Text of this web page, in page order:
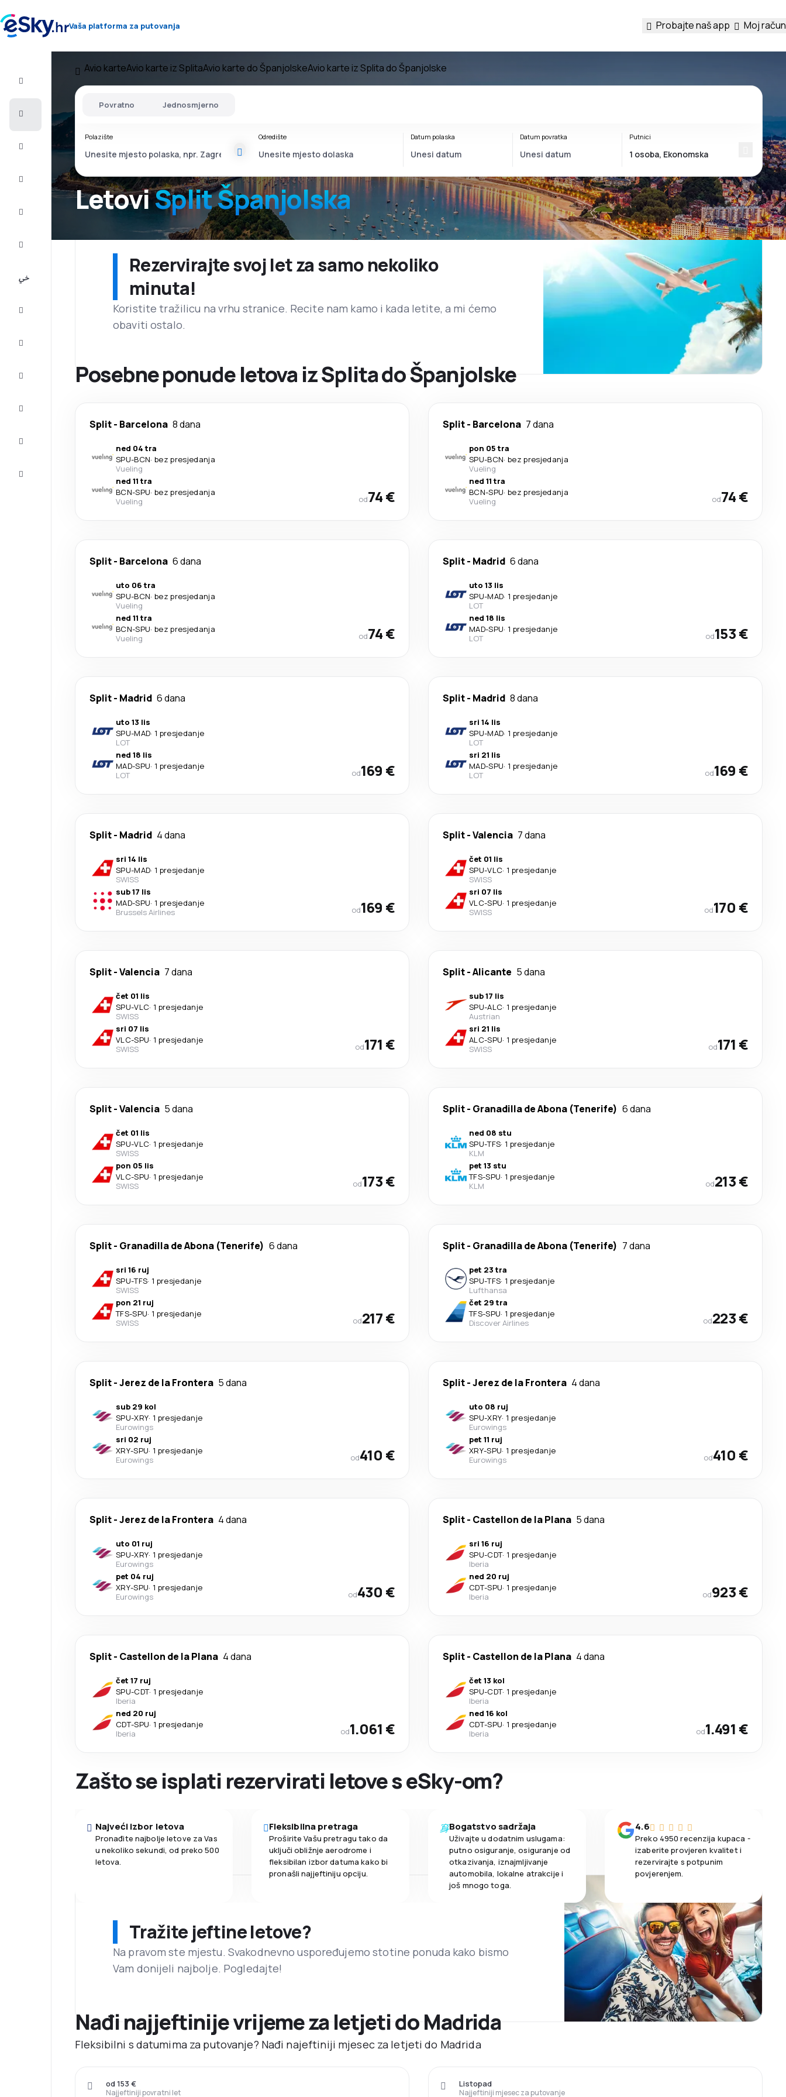
Vaša platforma za putovanja Probajte naš app Moj račun
Ljetovanje
Avio karteAvio karte iz SplitaAvio karte do ŠpanjolskeAvio karte iz Splita do Španjolske
LetoviSplit Španjolska
Povratno Jednosmjerno
Polazište Odredište Datum polaska Datum povratka Putnici
Rezervirajte svoj let za samo nekoliko
minuta!
Koristite tražilicu na vrhu stranice. Recite nam kamo i kada letite, a mi ćemo
obaviti ostalo.
Posebne ponude letova iz Splita do Španjolske
Split- Barcelona 8 dana
ned 04 tra
SPU-BCN· bez presjedanja
Vueling
ned 11 tra
BCN-SPU· bez presjedanja
Vueling
od74 €
Split- Barcelona 7 dana
pon 05 tra
SPU-BCN· bez presjedanja
Vueling
ned 11 tra
BCN-SPU· bez presjedanja
Vueling
od74 €
Split- Barcelona 6 dana
uto 06 tra
SPU-BCN· bez presjedanja
Vueling
ned 11 tra
BCN-SPU· bez presjedanja
Vueling
od74 €
Split- Madrid 6 dana
uto 13 lis
SPU-MAD· 1 presjedanje
LOT
ned 18 lis
MAD-SPU· 1 presjedanje
LOT
od153 €
Split- Madrid 6 dana
uto 13 lis
SPU-MAD· 1 presjedanje
LOT
ned 18 lis
MAD-SPU· 1 presjedanje
LOT
od169 €
Split- Madrid 8 dana
sri 14 lis
SPU-MAD· 1 presjedanje
LOT
sri 21 lis
MAD-SPU· 1 presjedanje
LOT
od169 €
Split- Madrid 4 dana
sri 14 lis
SPU-MAD· 1 presjedanje
SWISS
sub 17 lis
MAD-SPU· 1 presjedanje
Brussels Airlines
od169 €
Split-Valencia 7 dana
čet 01 lis
SPU-VLC· 1 presjedanje
SWISS
sri 07 lis
VLC-SPU· 1 presjedanje
SWISS
od170 €
Split-Valencia 7 dana
čet 01 lis
SPU-VLC· 1 presjedanje
SWISS
sri 07 lis
VLC-SPU· 1 presjedanje
SWISS
od171 €
Split-Alicante 5 dana
sub 17 lis
SPU-ALC· 1 presjedanje
Austrian
sri 21 lis
ALC-SPU· 1 presjedanje
SWISS
od171 €
Split-Valencia 5 dana
čet 01 lis
SPU-VLC· 1 presjedanje
SWISS
pon 05 lis
VLC-SPU· 1 presjedanje
SWISS
od173 €
Split- Granadilla de Abona (Tenerife) 6 dana
ned 08 stu
SPU-TFS· 1 presjedanje
KLM
pet 13 stu
TFS-SPU· 1 presjedanje
KLM
od213 €
Split- Granadilla de Abona (Tenerife) 6 dana
sri 16 ruj
SPU-TFS· 1 presjedanje
SWISS
pon 21 ruj
TFS-SPU· 1 presjedanje
SWISS
od217 €
Split- Granadilla de Abona (Tenerife) 7 dana
pet 23 tra
SPU-TFS· 1 presjedanje
Lufthansa
čet 29 tra
TFS-SPU· 1 presjedanje
Discover Airlines
od223 €
Split-Jerez de la Frontera 5 dana
sub 29 kol
SPU-XRY· 1 presjedanje
Eurowings
sri 02 ruj
XRY-SPU· 1 presjedanje
Eurowings
od410 €
Split-Jerez de la Frontera 4 dana
uto 08 ruj
SPU-XRY· 1 presjedanje
Eurowings
pet 11 ruj
XRY-SPU· 1 presjedanje
Eurowings
od410 €
Split-Jerez de la Frontera 4 dana
uto 01 ruj
SPU-XRY· 1 presjedanje
Eurowings
pet 04 ruj
XRY-SPU· 1 presjedanje
Eurowings
od430 €
Split- Castellon de la Plana 5 dana
sri 16 ruj
SPU-CDT· 1 presjedanje
Iberia
ned 20 ruj
CDT-SPU· 1 presjedanje
Iberia
od923 €
Split- Castellon de la Plana 4 dana
čet 17 ruj
SPU-CDT· 1 presjedanje
Iberia
ned 20 ruj
CDT-SPU· 1 presjedanje
Iberia
od1.061 €
Split- Castellon de la Plana 4 dana
čet 13 kol
SPU-CDT· 1 presjedanje
Iberia
ned 16 kol
CDT-SPU· 1 presjedanje
Iberia
od1.491 €
Zašto se isplati rezervirati letove s eSky-om?
Najveći izbor letova
Pronađite najbolje letove za Vas
u nekoliko sekundi, od preko 500
letova.
Fleksibilna pretraga
Proširite Vašu pretragu tako da
uključi obližnje aerodrome i
fleksibilan izbor datuma kako bi
pronašli najjeftiniju opciju.
Bogatstvo sadržaja
Uživajte u dodatnim uslugama:
putno osiguranje, osiguranje od
otkazivanja, iznajmljivanje
automobila, lokalne atrakcije i
još mnogo toga.
4.6
Preko 4950 recenzija kupaca -
izaberite provjeren kvalitet i
rezervirajte s potpunim
povjerenjem.
Tražite jeftine letove?
Na pravom ste mjestu. Svakodnevno uspoređujemo stotine ponuda kako bismo
Vam donijeli najbolje. Pogledajte!
Nađi najjeftinije vrijeme za letjeti do Madrida
Fleksibilni s datumima za putovanje? Nađi najeftiniji mjesec za letjeti do Madrida
Najjeftiniji povratni let
od 153 €
Najjeftiniji mjesec za putovanje
Listopad